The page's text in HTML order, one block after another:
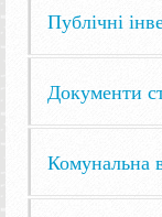
Публічні
Документи
Комунальна